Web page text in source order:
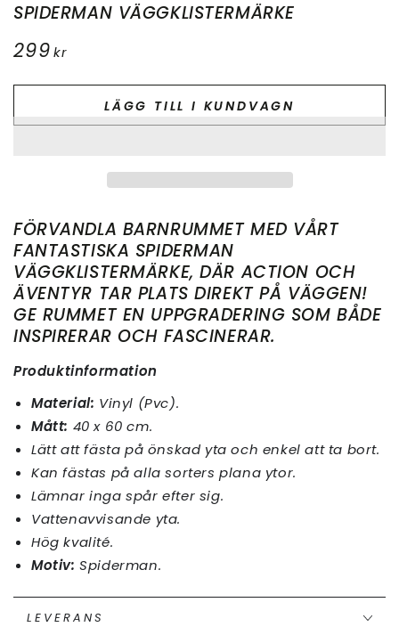
SPIDERMAN VÄGGKLISTERMÄRKE
Ordinarie
299 kr
LÄGG TILL I KUNDVAGN
FÖRVANDLA BARNRUMMET MED VÅRT
FANTASTISKA SPIDERMAN
VÄGGKLISTERMÄRKE, DÄR ACTION OCH
ÄVENTYR TAR PLATS DIREKT PÅ VÄGGEN!
GE RUMMET EN UPPGRADERING SOM BÅDE
INSPIRERAR OCH FASCINERAR.
Produktinformation
Material: Vinyl (Pvc).
Mått: 40 x 60 cm.
Lätt att fästa på önskad yta och enkel att ta bort.
Kan fästas på alla sorters plana ytor.
Lämnar inga spår efter sig.
Vattenavvisande yta.
Hög kvalité.
Motiv: Spiderman.
LEVERANS